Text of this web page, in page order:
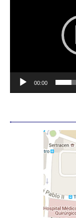
00:00